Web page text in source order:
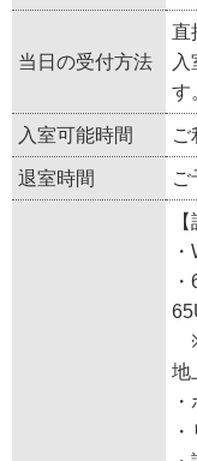
当日の受付方法
直
す
入室可能時間 ご
退室時間 ご
※
地